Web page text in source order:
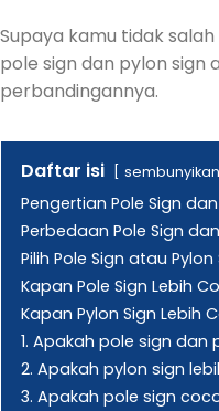
Supaya kamu tidak
pole sign dan pylon sign
perbandingannya.
Daftar isi sembunyikan
Pengertian Pole Sign
Perbedaan Pole Sign
Pilih Pole Sign atau Pylon
Kapan Pole Sign Lebih
Kapan Pylon Sign Lebih
1. Apakah pole sign dan
2. Apakah pylon sign
3. Apakah pole sign